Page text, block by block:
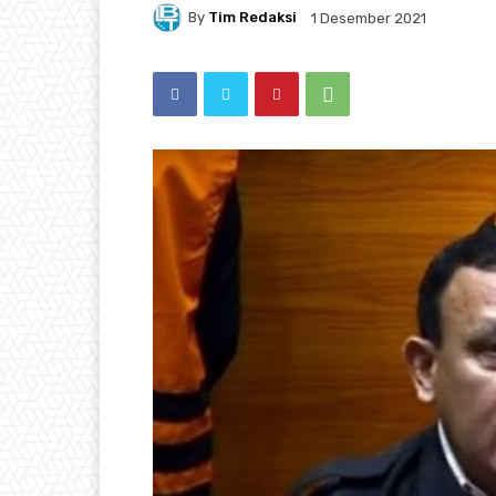
By Tim Redaksi 1 Desember 2021